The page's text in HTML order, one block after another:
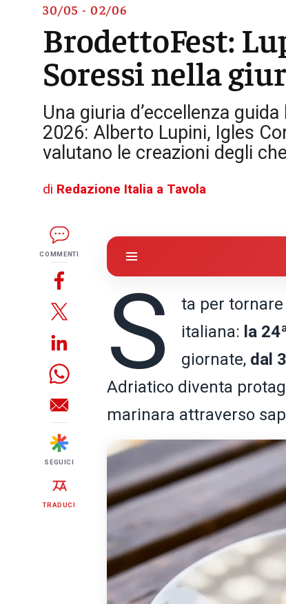
30/05 - 02/06
BrodettoFest:
Soressi nella
Una giuria d’eccellenza
2026: Alberto Lupini, Igles
valutano le creazioni degli
di Redazione Italia a Tavola
COMMENTI
SEGUICI
TRADUCI
S
ta per
italiana: la
giornate, dal
Adriatico diventa
marinara attraverso